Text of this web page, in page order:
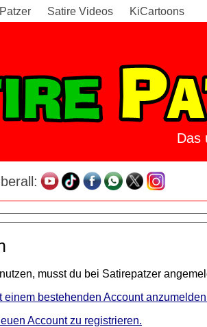
Satire Videos KiCartoons
Das
musst du bei Satirepatzer
einem bestehenden Account
Account zu registrieren.